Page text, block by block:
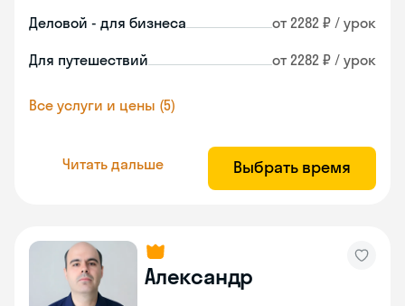
Деловой - для бизнеса от 2282 ₽ / урок
Для путешествий от 2282 ₽ / урок
Все услуги и цены (5)
Читать дальше Выбрать время
Александр